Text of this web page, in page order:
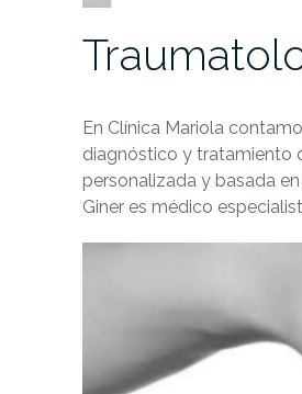
En Clínica Mariola
diagnóstico y tratamiento
personalizada y basada
Giner es médico